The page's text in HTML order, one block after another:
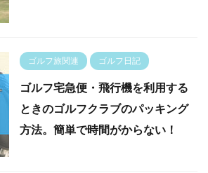
ゴルフ旅関連 ゴルフ日記
ゴルフ宅急便・飛行機を利用する
ときのゴルフクラブのパッキング
方法。簡単で時間がからない！